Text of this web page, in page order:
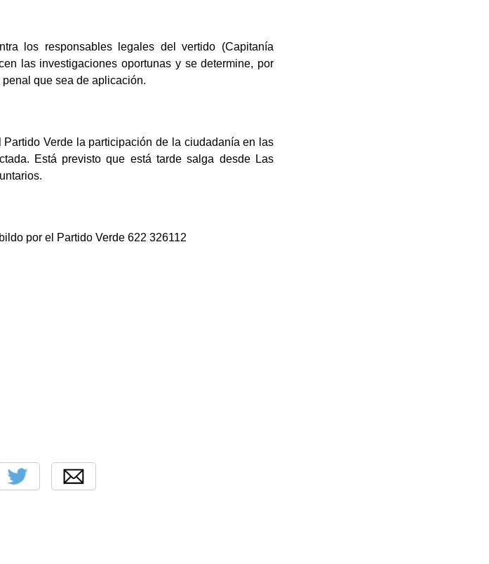
los responsables legales del vertido (Capitanía
las investigaciones oportunas y se determine, por
que sea de aplicación.
Verde la participación de la ciudadanía en las
Está previsto que está tarde salga desde Las
por el Partido Verde 622 326112